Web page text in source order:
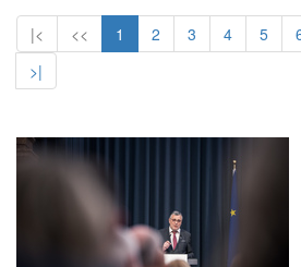
|< << 1 2 3 4 5
>|